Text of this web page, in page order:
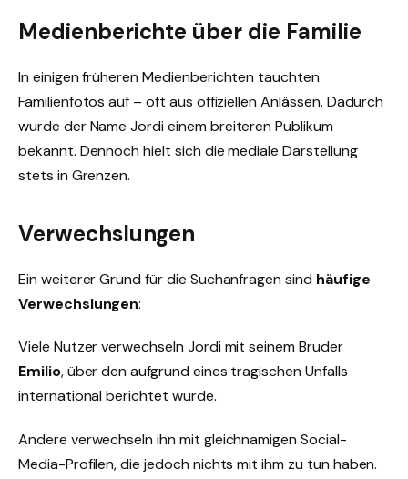
Medienberichte über die Familie
In einigen früheren Medienberichten tauchten
Familienfotos auf – oft aus offiziellen Anlässen. Dadurch
wurde der Name Jordi einem breiteren Publikum
bekannt. Dennoch hielt sich die mediale Darstellung
stets in Grenzen.
Verwechslungen
Ein weiterer Grund für die Suchanfragen sind häufige
Verwechslungen:
Viele Nutzer verwechseln Jordi mit seinem Bruder
Emilio, über den aufgrund eines tragischen Unfalls
international berichtet wurde.
Andere verwechseln ihn mit gleichnamigen Social-
Media-Profilen, die jedoch nichts mit ihm zu tun haben.